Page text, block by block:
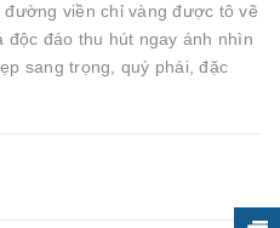
viền chỉ vàng được tô vẽ
độc đáo thu hút ngay ánh nhìn
sang trọng, quý phái, đặc